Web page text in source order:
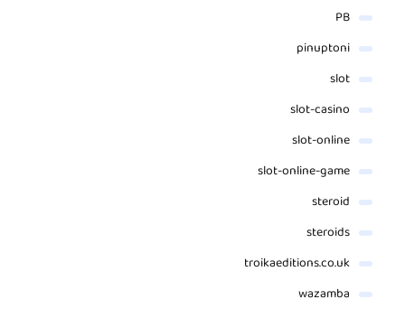
PB
pinuptoni
slot
slot-casino
slot-online
slot-online-game
steroid
steroids
troikaeditions.co.uk
wazamba